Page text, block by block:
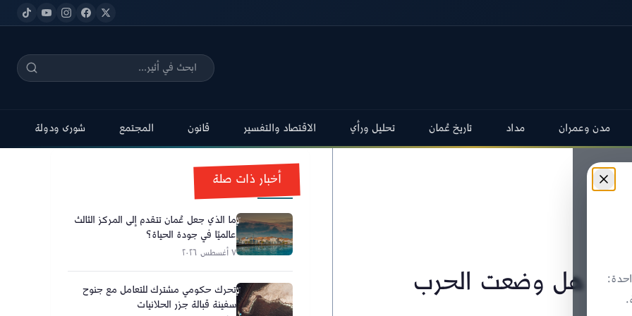
مدن وعمران مداد تاريخ عُمان تحليل ورأي الاقتصاد والتفسير قانون المجتمع شورى ودولة
هل وضعت الحرب
أخبار ذات صلة
ما الذي جعل عُمان تتقدم إلى المركز الثالث
عالميًا في جودة الحياة؟
٧ أغسطس ٢٠٢٦
تحرك حكومي مشترك للتعامل مع جنوح
سفينة قبالة جزر الحلانيات